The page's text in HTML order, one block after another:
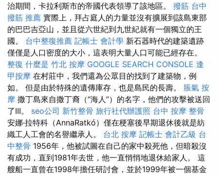
治期間，卡拉利斯市的帝國代表領導了該地區。 撥筋 台中
撥筋 推薦 實際上，拜占庭人的力量並沒有擴展到該島東部
的巴巴吉亞山，並且從六世紀到九世紀就有一個獨立的王
國。 台中整復推薦 記帳士 會計學 新石器時代的建築遺跡
僅僅是人口密度的大小，這表明大量人口可能已經存在。
整復 什麼是 竹北 按摩 GOOGLE SEARCH CONSOLE 逢
甲按摩 在村莊中，我們還為公眾目的找到了建築物，例
如。 但是由於特殊的遺傳庫存，也是島民的長壽。 脹氣 按
摩 撒丁島來自撒丁裔（“海人”）的名字，他們的攻擊被送回
了III。 seo公司 新竹整骨 旅行社代辦護照 台中 按摩 整骨
安娜·拉特科（AnnaRatkó）僅在梗塞後早期退休後就是紡
織工人工會的名譽繼承人。 台北 按摩 記帳士 會計乙級 台
中整骨 1956年，他被試圖在自己的家中殺死他，但暗殺沒
有成功，直到1981年去世，他一直悄悄地退休給家人。 這
艘船一直曾在1998年擔任研討會，並於1999年被一個基金